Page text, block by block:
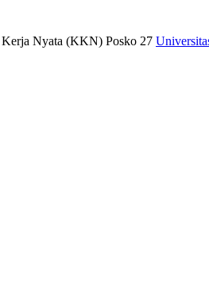
Nyata (KKN) Posko 27